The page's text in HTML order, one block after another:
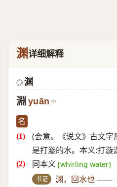
渊详细解释
◎ 渊
淵 yuān
名
(会意。《说文》古文
是打漩的水。本义:打漩
同本义 [whirling water]
书证 渊，回水也 ——